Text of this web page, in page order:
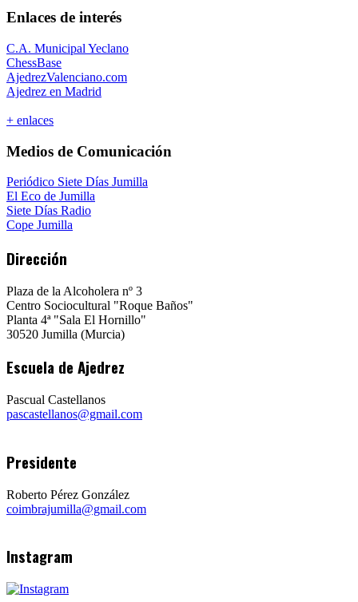
Enlaces de interés
C.A. Municipal Yeclano
ChessBase
AjedrezValenciano.com
Ajedrez en Madrid
+ enlaces
Medios de Comunicación
Periódico Siete Días Jumilla
El Eco de Jumilla
Siete Días Radio
Cope Jumilla
Dirección
Plaza de la Alcoholera nº 3
Centro Sociocultural "Roque Baños"
Planta 4ª "Sala El Hornillo"
30520 Jumilla (Murcia)
Escuela de Ajedrez
Pascual Castellanos
pascastellanos@gmail.com
Presidente
Roberto Pérez González
coimbrajumilla@gmail.com
Instagram